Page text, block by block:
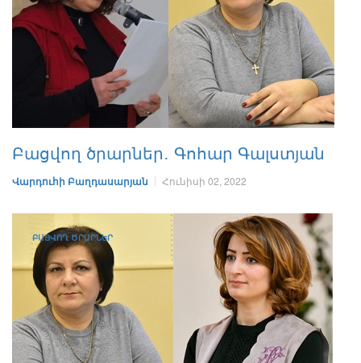
Բացվող ծրարներ․ Գոհար Գալստյան
Վարդուհի Բաղդասարյան Հունիսի 02, 2022
ԲԱՑՎՈՂ ԾՐԱՐՆԵՐ